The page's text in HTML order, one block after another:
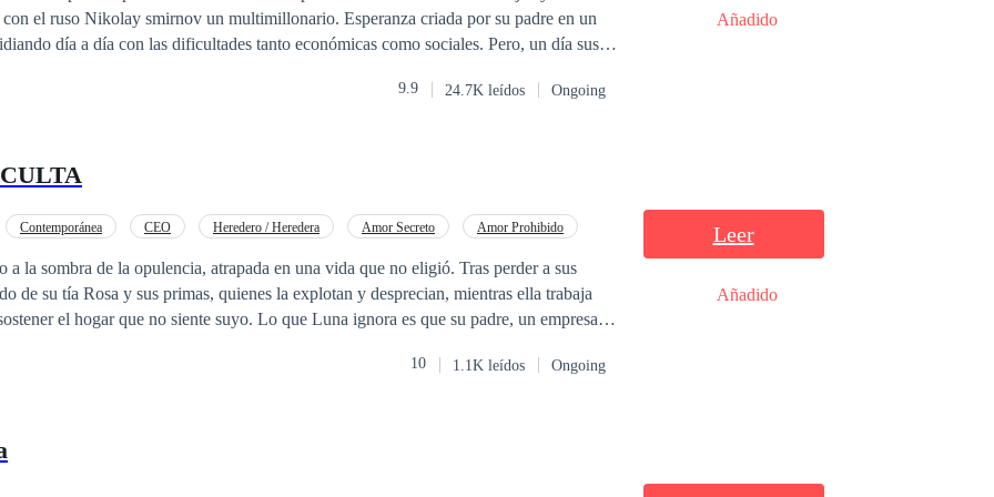
el ruso Nikolay smirnov un multimillonario. Esperanza criada por su padre en un
día a día con las dificultades tanto económicas como sociales. Pero, un día sus
un vitro, debido a que Nikolay la aborrece tanto que no soporta ni tocarla, pero
sustituta, aunque frente a todo pronóstico es inevitable rendirse a sus lascivias.
9.9 24.7K leídos Ongoing
Añadido
Contemporánea CEO Heredero / Heredera Amor Secreto Amor Prohibido
a la sombra de la opulencia, atrapada en una vida que no eligió. Tras perder a sus
de su tía Rosa y sus primas, quienes la explotan y desprecian, mientras ella trabaja
el hogar que no siente suyo. Lo que Luna ignora es que su padre, un empresario
una vida aparentemente perfecta, pero vive bajo la constante presión de su padre,
más sobre ella, sin saber que está a punto de desenterrar un pasado lleno de
10 1.1K leídos Ongoing
Leer
Añadido